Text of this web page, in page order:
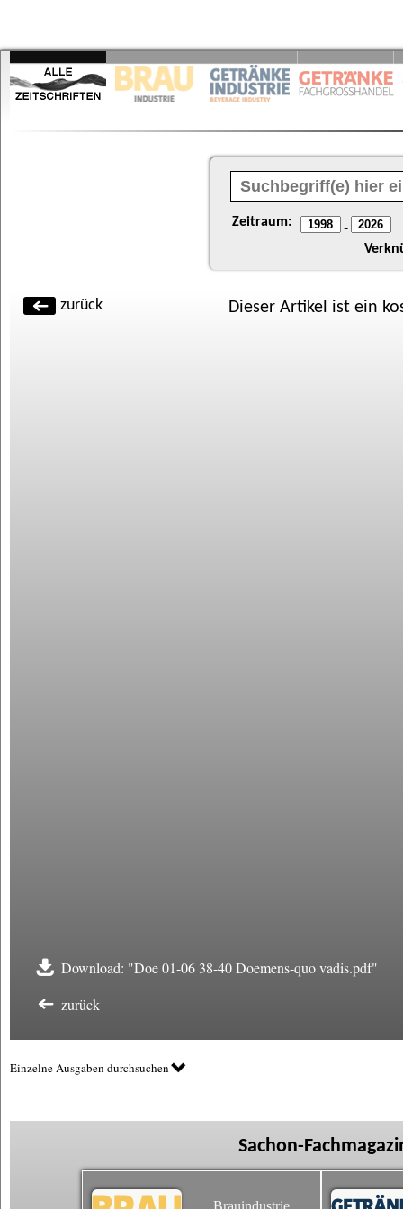
Zeitraum: -
zurück Dieser Artikel ist ein
Download: "Doe 01-06 38-40 Doemens-quo vadis.pdf"
zurück
Einzelne Ausgaben durchsuchen
Sachon-
Brauindustrie